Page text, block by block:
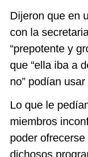
Dijeron que en
con la
“prepotente y
que “ella iba a
no” podían
Lo que le
miembros
poder
dichosos